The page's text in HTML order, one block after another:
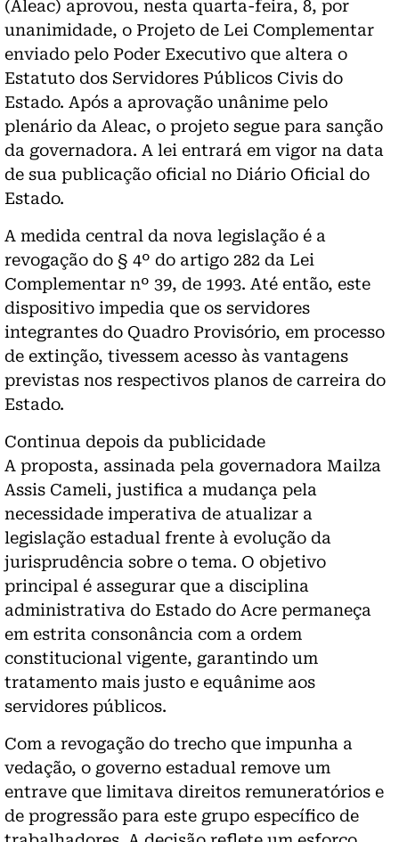
(Aleac) aprovou, nesta quarta-feira, 8, por
unanimidade, o Projeto de Lei Complementar
enviado pelo Poder Executivo que altera o
Estatuto dos Servidores Públicos Civis do
Estado. Após a aprovação unânime pelo
plenário da Aleac, o projeto segue para sanção
da governadora. A lei entrará em vigor na data
de sua publicação oficial no Diário Oficial do
Estado.
A medida central da nova legislação é a
revogação do § 4º do artigo 282 da Lei
Complementar nº 39, de 1993. Até então, este
dispositivo impedia que os servidores
integrantes do Quadro Provisório, em processo
de extinção, tivessem acesso às vantagens
previstas nos respectivos planos de carreira do
Estado.
Continua depois da publicidade
A proposta, assinada pela governadora Mailza
Assis Cameli, justifica a mudança pela
necessidade imperativa de atualizar a
legislação estadual frente à evolução da
jurisprudência sobre o tema. O objetivo
principal é assegurar que a disciplina
administrativa do Estado do Acre permaneça
em estrita consonância com a ordem
constitucional vigente, garantindo um
tratamento mais justo e equânime aos
servidores públicos.
Com a revogação do trecho que impunha a
vedação, o governo estadual remove um
entrave que limitava direitos remuneratórios e
de progressão para este grupo específico de